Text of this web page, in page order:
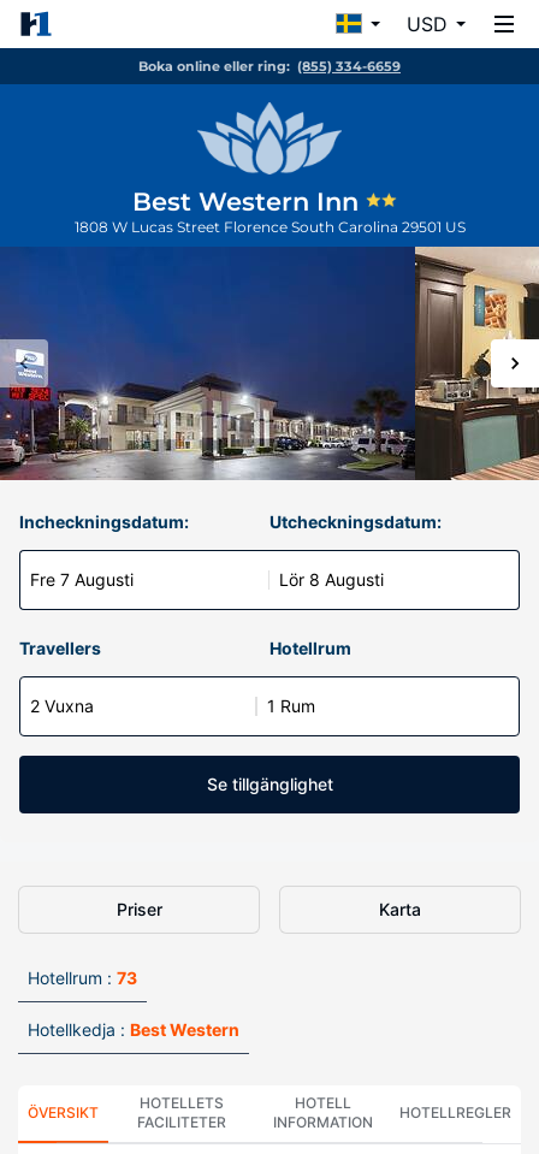
USD
Boka online eller ring: (855) 334-6659
Best Western Inn
1808 W Lucas Street Florence South Carolina 29501 US
Incheckningsdatum:
Fre 7 Augusti
Utcheckningsdatum:
Lör 8 Augusti
Travellers Hotellrum
2 Vuxna 1 Rum
Se tillgänglighet
Priser Karta
Hotellrum : 73
Hotellkedja : Best Western
ÖVERSIKT
HOTELLETS
FACILITETER
HOTELL
INFORMATION
HOTELLREGLER